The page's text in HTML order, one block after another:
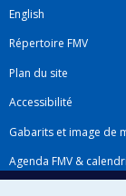
English
Répertoire FMV
Plan du site
Accessibilité
Gabarits et image de
Agenda FMV &